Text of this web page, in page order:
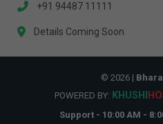
+91 94487 11111
Details Coming Soon
© 2026 |
POWERED BY: KHUSHI
Support - 10:00 AM -